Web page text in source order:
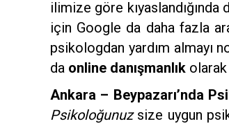
ilimize göre
için Google da daha fazla
psikologdan yardım almayı
da online danışmanlık olarak
Ankara – Beypazarı’nda
Psikoloğunuz size uygun